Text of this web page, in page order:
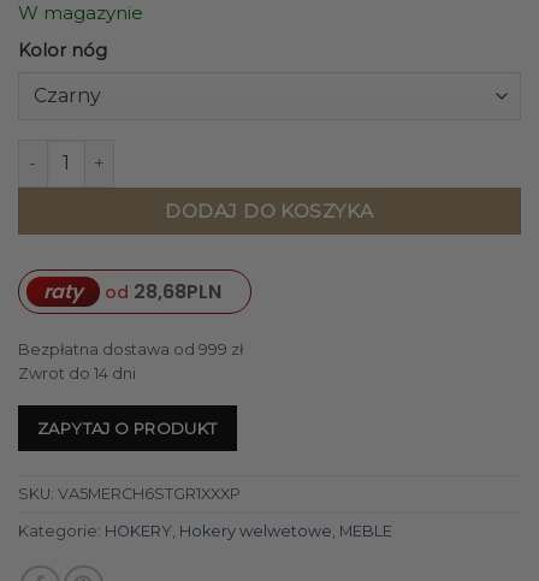
W magazynie
Kolor nóg
ilość HOKER z podłokietnikami, na czarny metalowych
DODAJ DO KOSZYKA
raty od 28,68PLN
Bezpłatna dostawa od 999 zł
Zwrot do 14 dni
ZAPYTAJ O PRODUKT
SKU: VA5MERCH6STGR1XXXP
Kategorie: HOKERY Hokery welwetowe MEBLE